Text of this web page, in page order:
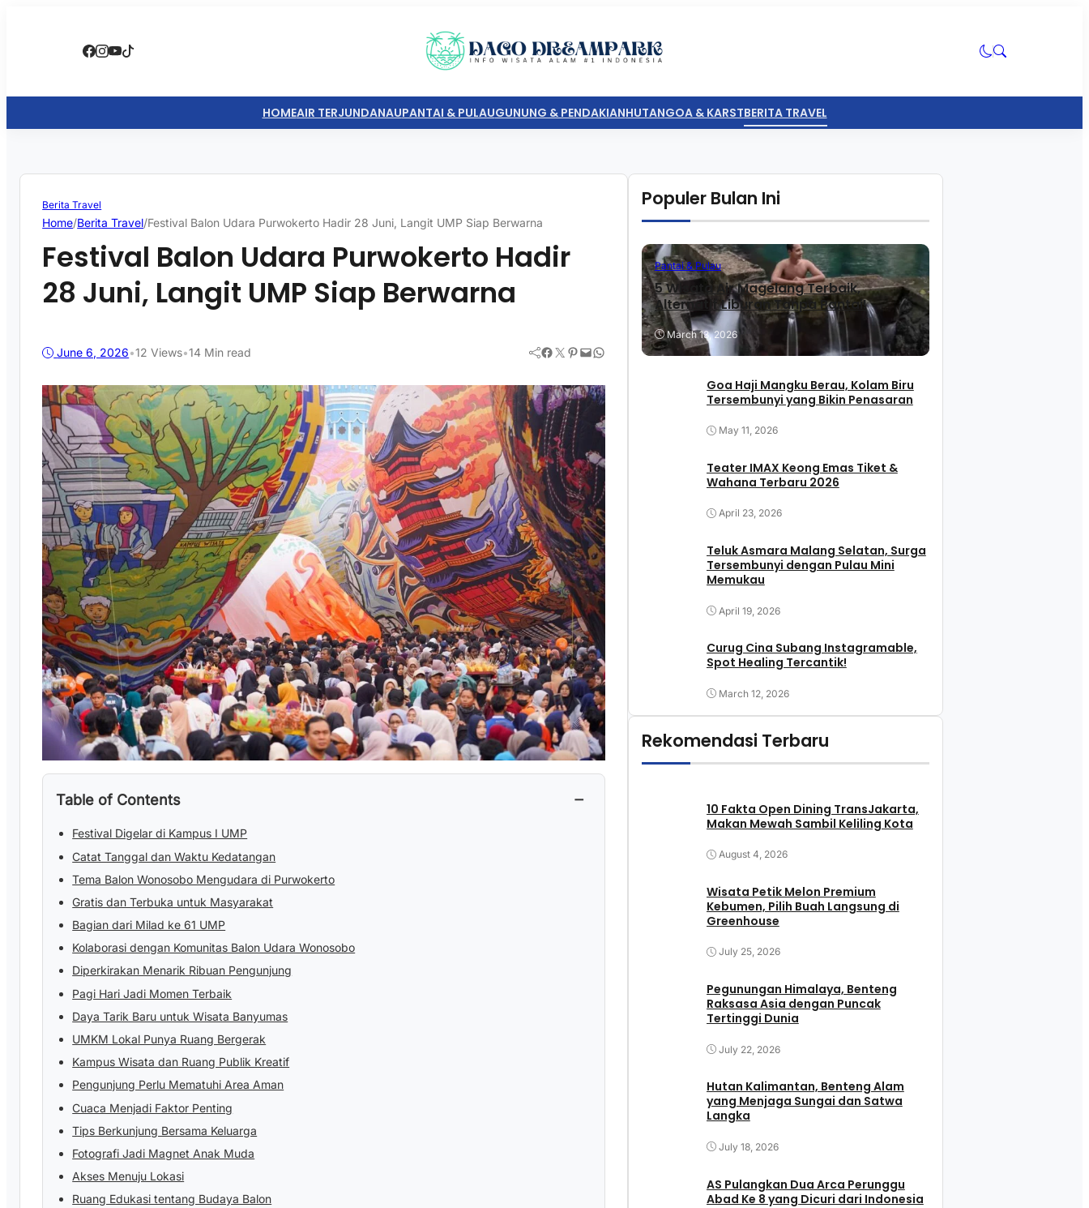
HOMEAIR TERJUNDANAUPANTAI & PULAUGUNUNG & PENDAKIANHUTANGOA & KARSTBERITA TRAVEL
Berita Travel
Home/Berita Travel/Festival Balon Udara Purwokerto Hadir 28 Juni, Langit UMP Siap Berwarna
Festival Balon Udara Purwokerto Hadir
28 Juni, Langit UMP Siap Berwarna
June 6, 2026•12 Views•14 Min read Facebook Twitter Pinterest Mail WhatsApp
Table of Contents −
Festival Digelar di Kampus I UMP
Catat Tanggal dan Waktu Kedatangan
Tema Balon Wonosobo Mengudara di Purwokerto
Gratis dan Terbuka untuk Masyarakat
Bagian dari Milad ke 61 UMP
Kolaborasi dengan Komunitas Balon Udara Wonosobo
Diperkirakan Menarik Ribuan Pengunjung
Pagi Hari Jadi Momen Terbaik
Daya Tarik Baru untuk Wisata Banyumas
UMKM Lokal Punya Ruang Bergerak
Kampus Wisata dan Ruang Publik Kreatif
Pengunjung Perlu Mematuhi Area Aman
Cuaca Menjadi Faktor Penting
Tips Berkunjung Bersama Keluarga
Fotografi Jadi Magnet Anak Muda
Akses Menuju Lokasi
Ruang Edukasi tentang Budaya Balon
Populer Bulan Ini
Pantai & Pulau
5 Wisata Air Magelang Terbaik,
Alternatif Liburan Tanpa Pantai!
March 13, 2026
Goa Haji Mangku Berau, Kolam Biru
Tersembunyi yang Bikin Penasaran
May 11, 2026
Teater IMAX Keong Emas Tiket &
Wahana Terbaru 2026
April 23, 2026
Teluk Asmara Malang Selatan, Surga
Tersembunyi dengan Pulau Mini
Memukau
April 19, 2026
Curug Cina Subang Instagramable,
Spot Healing Tercantik!
March 12, 2026
Rekomendasi Terbaru
10 Fakta Open Dining TransJakarta,
Makan Mewah Sambil Keliling Kota
August 4, 2026
Wisata Petik Melon Premium
Kebumen, Pilih Buah Langsung di
Greenhouse
July 25, 2026
Pegunungan Himalaya, Benteng
Raksasa Asia dengan Puncak
Tertinggi Dunia
July 22, 2026
Hutan Kalimantan, Benteng Alam
yang Menjaga Sungai dan Satwa
Langka
July 18, 2026
AS Pulangkan Dua Arca Perunggu
Abad Ke 8 yang Dicuri dari Indonesia